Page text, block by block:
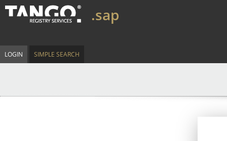
.sap
LOGIN SIMPLE SEARCH